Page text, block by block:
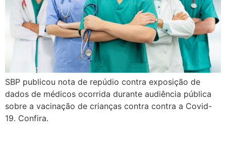
SBP publicou nota de repúdio contra exposição de
dados de médicos ocorrida durante audiência pública
sobre a vacinação de crianças contra contra a Covid-
19. Confira.